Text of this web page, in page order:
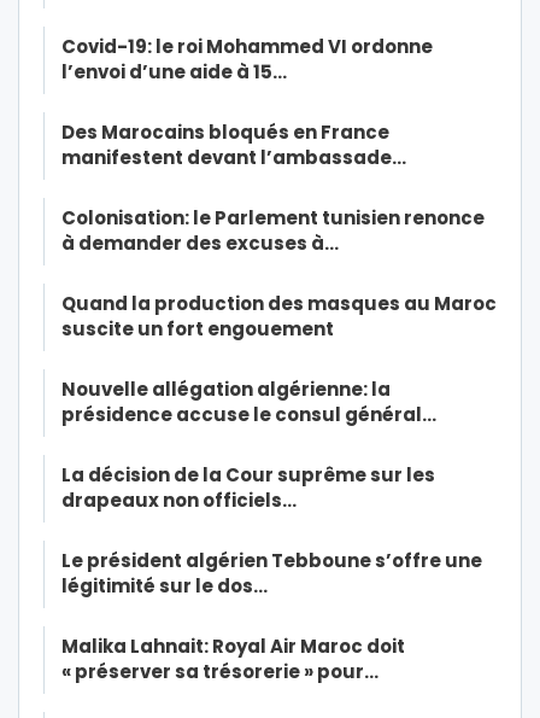
Covid-19: le roi Mohammed VI ordonne
l’envoi d’une aide à 15…
Des Marocains bloqués en France
manifestent devant l’ambassade…
Colonisation: le Parlement tunisien renonce
à demander des excuses à…
Quand la production des masques au Maroc
suscite un fort engouement
Nouvelle allégation algérienne: la
présidence accuse le consul général…
La décision de la Cour suprême sur les
drapeaux non officiels…
Le président algérien Tebboune s’offre une
légitimité sur le dos…
Malika Lahnait: Royal Air Maroc doit
« préserver sa trésorerie » pour…